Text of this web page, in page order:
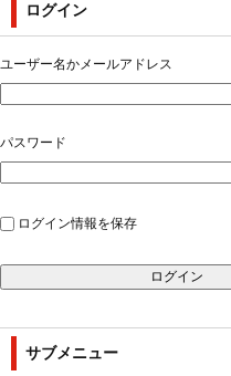
ログイン
ユーザー名かメールアドレス
パスワード
ログイン情報を保存
サブメニュー